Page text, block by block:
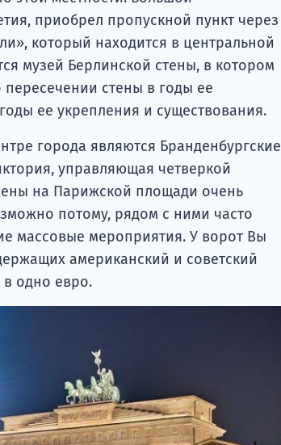
приобрел пропускной пункт через
который находится в центральной
музей Берлинской стены, в котором
стены в годы ее
ее укрепления и существования.
города являются Бранденбургские
управляющая четверкой
на Парижской площади очень
потому, рядом с ними часто
массовые мероприятия. У ворот Вы
американский и советский
одно евро.